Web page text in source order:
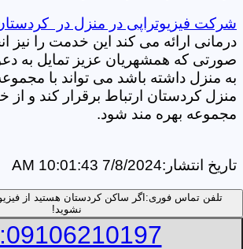
شرکت فیزیوتراپی در منزل در
درمانی ارائه می کند این خدمت را نیز
صورتی که همشهریان عزیز تمایل به
به منزل داشته باشد می تواند با
منزل کردستان ارتباط برقرار کند و از
مجموعه بهره مند شود.
تاریخ انتشار:7/8/2024 10:01:43 AM
تلفن تماس فوری: اگر ساکن کردستان هستید از
نشوید!